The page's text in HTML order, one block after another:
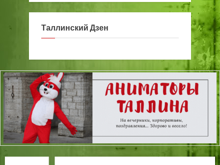
Таллинский Дзен